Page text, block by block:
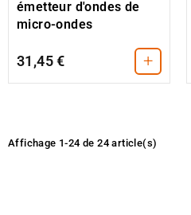
émetteur d'ondes de
micro-ondes
31,45 € +
Affichage 1-24 de 24 article(s)